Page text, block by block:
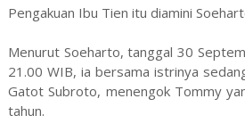
Pengakuan Ibu Tien itu diamini
Menurut Soeharto, tanggal 30
21.00 WIB, ia bersama istrinya
Gatot Subroto, menengok Tommy
tahun.